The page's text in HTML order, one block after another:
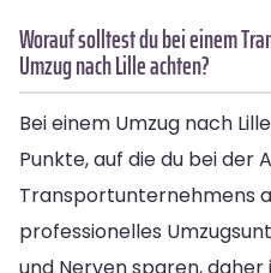
Worauf solltest du bei einem
Umzug nach Lille achten?
Bei einem Umzug nach
Punkte, auf die du bei der
Transportunternehmens
professionelles
und Nerven sparen,